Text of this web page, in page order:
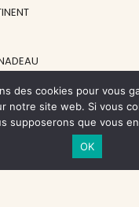
des cookies pour vous
notre site web. Si vous
supposerons que vous
OK